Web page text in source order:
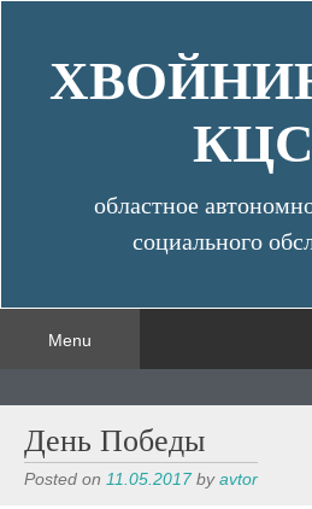
content
областное
социального
Menu
День Победы
Posted on 11.05.2017byavtor